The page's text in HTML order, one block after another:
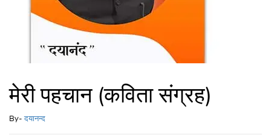
मेरी पहचान (कविता संग्रह)
By-दयानन्द